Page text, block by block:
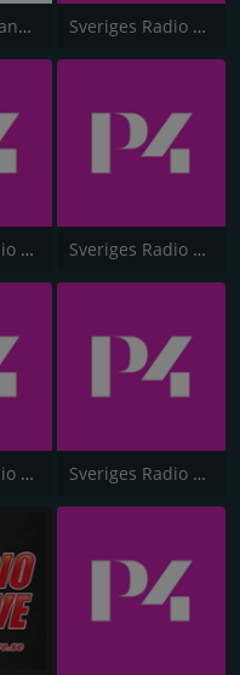
Dansbandskanalen Sveriges Radio P4 Göteborg
Sveriges Radio P4 Dalarna Sveriges Radio P4 Väst
Sveriges Radio P4 Värmland Sveriges Radio P4 Västernorrland